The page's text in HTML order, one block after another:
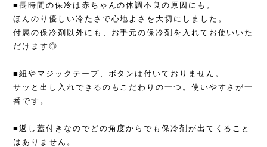
■長時間の保冷は赤ちゃんの体調不良の原因にも。
ほんのり優しい冷たさで心地よさを大切にしました。
付属の保冷剤以外にも、お手元の保冷剤を入れてお使いいた
だけます◎
■紐やマジックテープ、ボタンは付いておりません。
サッと出し入れできるのもこだわりの一つ。使いやすさが一
番です。
■返し蓋付きなのでどの角度からでも保冷剤が出てくること
はありません。